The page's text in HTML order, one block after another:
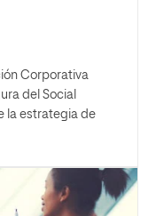
Corporativa
del Social
la estrategia de